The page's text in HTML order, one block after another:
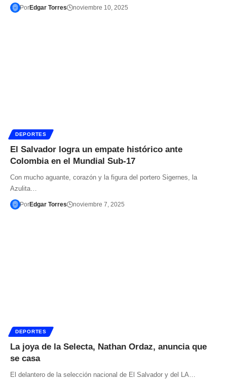
PorEdgar Torres noviembre 10, 2025
DEPORTES
El Salvador logra un empate histórico ante
Colombia en el Mundial Sub-17
Con mucho aguante, corazón y la figura del portero Sigernes, la
Azulita…
PorEdgar Torres noviembre 7, 2025
DEPORTES
La joya de la Selecta, Nathan Ordaz, anuncia que
se casa
El delantero de la selección nacional de El Salvador y del LA…